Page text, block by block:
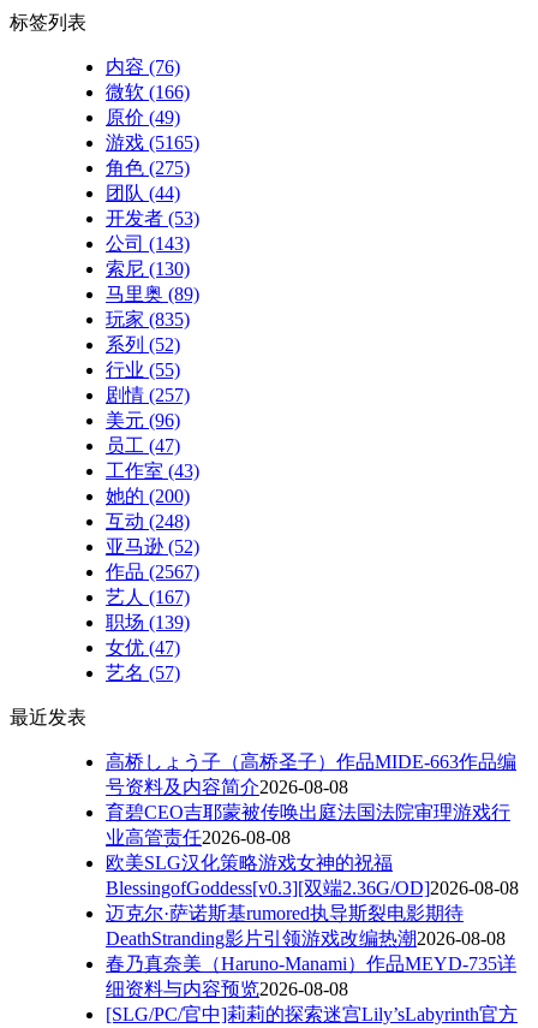
标签列表
内容 (76)
微软 (166)
原价 (49)
游戏 (5165)
角色 (275)
团队 (44)
开发者 (53)
公司 (143)
索尼 (130)
马里奥 (89)
玩家 (835)
系列 (52)
行业 (55)
剧情 (257)
美元 (96)
员工 (47)
工作室 (43)
她的 (200)
互动 (248)
亚马逊 (52)
作品 (2567)
艺人 (167)
职场 (139)
女优 (47)
艺名 (57)
最近发表
高桥しょう子（高桥圣子）作品MIDE-663作品编
号资料及内容简介2026-08-08
育碧CEO吉耶蒙被传唤出庭法国法院审理游戏行
业高管责任2026-08-08
欧美SLG汉化策略游戏女神的祝福
BlessingofGoddess[v0.3][双端2.36G/OD]2026-08-08
迈克尔·萨诺斯基rumored执导斯裂电影期待
DeathStranding影片引领游戏改编热潮2026-08-08
春乃真奈美（Haruno-Manami）作品MEYD-735详
细资料与内容预览2026-08-08
[SLG/PC/官中]莉莉的探索迷宫Lily’sLabyrinth官方